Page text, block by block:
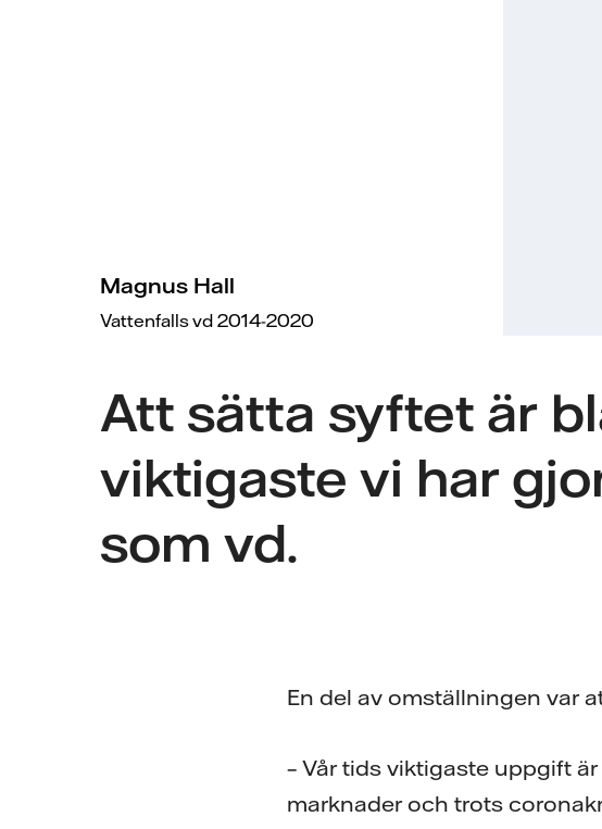
Magnus Hall
Vattenfalls vd 2014-2020
Att sätta syftet är
viktigaste vi har
som vd.
En del av omställningen var
– Vår tids viktigaste uppgift
marknader och trots